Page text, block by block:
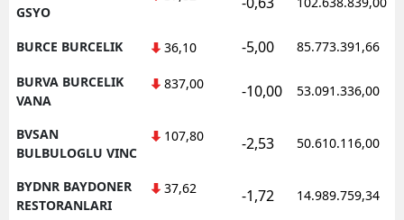
GSYO
BURCE BURCELIK 36,10 -5,00 85.773.391,66
BURVA BURCELIK
VANA
837,00 -10,00 53.091.336,00
BVSAN
BULBULOGLU VINC
107,80 -2,53 50.610.116,00
BYDNR BAYDONER
RESTORANLARI
37,62 -1,72 14.989.759,34